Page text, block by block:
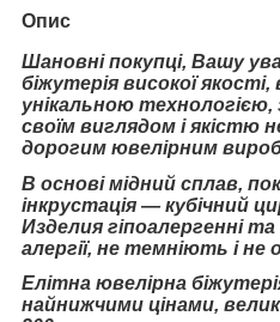
Опис
Шановні покупці, Вашу
біжутерія високої
унікальною технологією,
своїм виглядом і якістю
дорогим ювелірним
В основі мідний сплав,
інкрустація — кубічний
Изделия гіпоалергенні
алергії, не темніють і не
Елітна ювелірна
найнижчими цінами,